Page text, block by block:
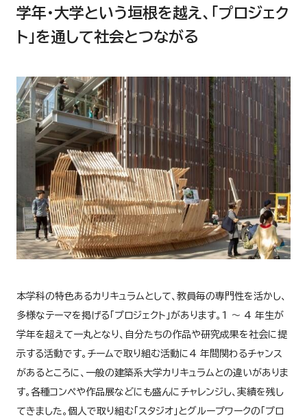
学年・大学という垣根を越え、｢プロジェク
ト｣を通して社会とつながる
本学科の特色あるカリキュラムとして、教員毎の専門性を活かし、
多様なテーマを掲げる「プロジェクト」があります。1 ～ 4 年生が
学年を超えて一丸となり、自分たちの作品や研究成果を社会に提
示する活動です。チームで取り組む活動に4 年間関わるチャンス
があるところに、一般の建築系大学カリキュラムとの違いがありま
す。各種コンペや作品展などにも盛んにチャレンジし、実績を残し
てきました。個人で取り組む「スタジオ」とグループワークの「プロ